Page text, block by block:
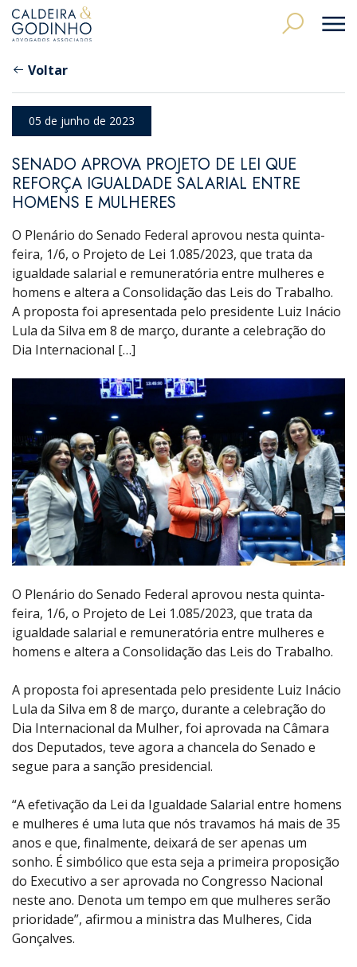
Voltar
05 de junho de 2023
SENADO APROVA PROJETO DE LEI QUE
REFORÇA IGUALDADE SALARIAL ENTRE
HOMENS E MULHERES
O Plenário do Senado Federal aprovou nesta quinta-
feira, 1/6, o Projeto de Lei 1.085/2023, que trata da
igualdade salarial e remuneratória entre mulheres e
homens e altera a Consolidação das Leis do Trabalho.
A proposta foi apresentada pelo presidente Luiz Inácio
Lula da Silva em 8 de março, durante a celebração do
Dia Internacional […]
O Plenário do Senado Federal aprovou nesta quinta-
feira, 1/6, o Projeto de Lei 1.085/2023, que trata da
igualdade salarial e remuneratória entre mulheres e
homens e altera a Consolidação das Leis do Trabalho.
A proposta foi apresentada pelo presidente Luiz Inácio
Lula da Silva em 8 de março, durante a celebração do
Dia Internacional da Mulher, foi aprovada na Câmara
dos Deputados, teve agora a chancela do Senado e
segue para a sanção presidencial.
“A efetivação da Lei da Igualdade Salarial entre homens
e mulheres é uma luta que nós travamos há mais de 35
anos e que, finalmente, deixará de ser apenas um
sonho. É simbólico que esta seja a primeira proposição
do Executivo a ser aprovada no Congresso Nacional
neste ano. Denota um tempo em que mulheres serão
prioridade”, afirmou a ministra das Mulheres, Cida
Gonçalves.